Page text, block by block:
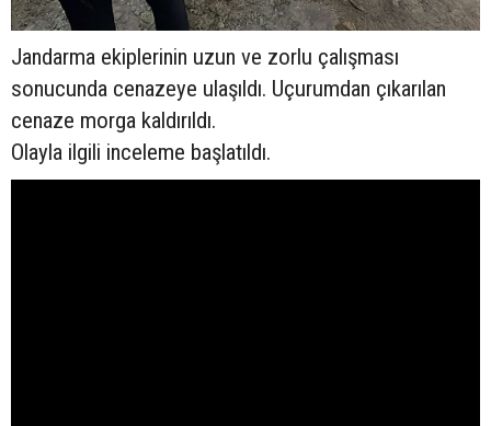
Jandarma ekiplerinin uzun ve zorlu çalışması
sonucunda cenazeye ulaşıldı. Uçurumdan çıkarılan
cenaze morga kaldırıldı.
Olayla ilgili inceleme başlatıldı.